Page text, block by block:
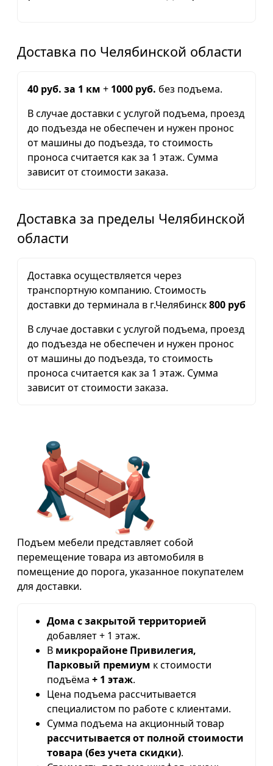
Доставка по Челябинской области
40 руб. за 1 км + 1000 руб. без подъема.
В случае доставки с услугой подъема, проезд
до подъезда не обеспечен и нужен пронос
от машины до подъезда, то стоимость
проноса считается как за 1 этаж. Сумма
зависит от стоимости заказа.
Доставка за пределы Челябинской
области
Доставка осуществляется через
транспортную компанию. Стоимость
доставки до терминала в г.Челябинск800 руб
В случае доставки с услугой подъема, проезд
до подъезда не обеспечен и нужен пронос
от машины до подъезда, то стоимость
проноса считается как за 1 этаж. Сумма
зависит от стоимости заказа.
Подъем мебели представляет собой
перемещение товара из автомобиля в
помещение до порога, указанное покупателем
для доставки.
Дома с закрытой территорией
добавляет + 1 этаж.
В микрорайоне Привилегия,
Парковый премиум к стоимости
подъёма + 1 этаж.
Цена подъема рассчитывается
специалистом по работе с клиентами.
Сумма подъема на акционный товар
рассчитывается от полной стоимости
товара (без учета скидки).